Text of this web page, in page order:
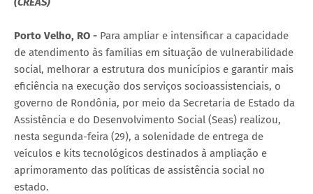
Porto Velho, RO - Para ampliar e intensificar a capacidade
de atendimento às famílias em situação de vulnerabilidade
social, melhorar a estrutura dos municípios e garantir mais
eficiência na execução dos serviços socioassistenciais, o
governo de Rondônia, por meio da Secretaria de Estado da
Assistência e do Desenvolvimento Social (Seas) realizou,
nesta segunda-feira (29), a solenidade de entrega de
veículos e kits tecnológicos destinados à ampliação e
aprimoramento das políticas de assistência social no
estado.